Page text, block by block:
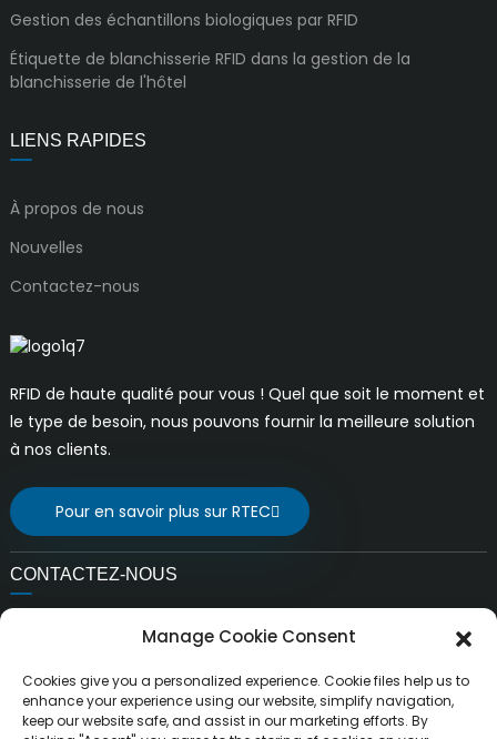
Gestion des échantillons biologiques par RFID
Étiquette de blanchisserie RFID dans la gestion de la
blanchisserie de l'hôtel
LIENS RAPIDES
À propos de nous
Nouvelles
Contactez-nous
RFID de haute qualité pour vous ! Quel que soit le moment et
le type de besoin, nous pouvons fournir la meilleure solution
à nos clients.
Pour en savoir plus sur RTEC
CONTACTEZ-NOUS
ventes@rfrid.com
Adresse:
10e bâtiment, base d'innovation, district d'innovation
scientifique, ville de MianYang, Sichuan, Chine 621000
Manage Cookie Consent
Cookies give you a personalized experience. Cookie files help us to
enhance your experience using our website, simplify navigation,
keep our website safe, and assist in our marketing efforts. By